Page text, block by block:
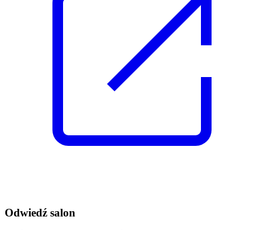
Odwiedź salon